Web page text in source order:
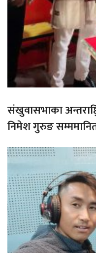
संखुवासभाका
निमेश गुरुङ